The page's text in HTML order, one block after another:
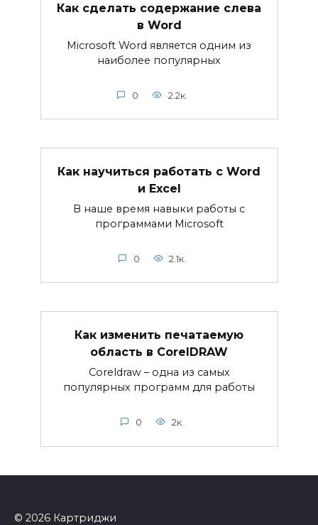
Как сделать содержание слева
в Word
Microsoft Word является одним из
наиболее популярных
0 2.2к.
Как научиться работать с Word
и Excel
В наше время навыки работы с
программами Microsoft
0 2.1к.
Как изменить печатаемую
область в CorelDRAW
Coreldraw – одна из самых
популярных программ для работы
0 2к.
© 2026 Картриджи